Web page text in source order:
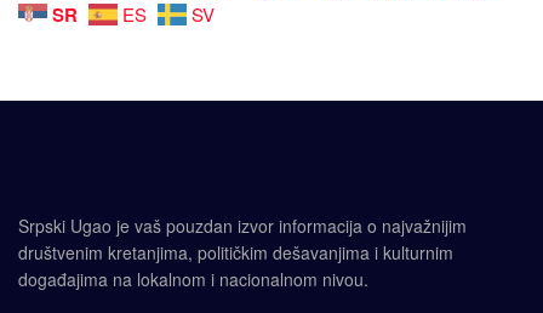
SR ES SV
Srpski Ugao je vaš pouzdan izvor informacija o najvažnijim
društvenim kretanjima, političkim dešavanjima i kulturnim
događajima na lokalnom i nacionalnom nivou.